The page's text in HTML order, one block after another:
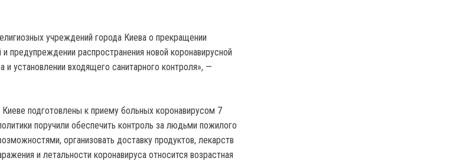
учреждений города Киева о прекращении
предупреждении распространения новой коронавирусной
и установлении входящего санитарного контроля», —
Киеве подготовлены к приему больных коронавирусом 7
поручили обеспечить контроль за людьми пожилого
организовать доставку продуктов, лекарств
и летальности коронавируса относится возрастная